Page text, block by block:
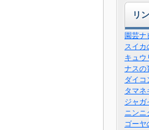
リ
園芸
スイカ
キュウ
ナスの
ダイコ
タマネ
ジャガ
ニンニ
ゴーヤ